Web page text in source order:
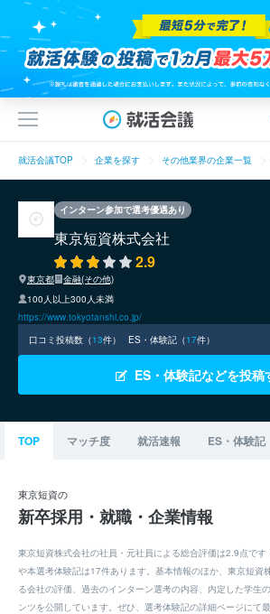
就活会議TOP 企業を探す その他業界の企業一覧
インターン参加で選考優遇あり
東京短資株式会社
2.9
東京都
金融(その他)
100人以上300人未満
https://www.tokyotanshi.co.jp/
口コミ投稿数（13件） ES・体験記（17件）
ES・体験記などを投稿
TOP マッチ度 就活速報 ES・体験記
東京短資の
新卒採用・就職・企業情報
東京短資株式会社の社員・元社員による総合評価は2.9点で
や本選考体験記は17件あります。基本情報のほか、東京短資
る会社の評価、過去のインターン選考の内容、内定した学生
ンツを公開しています。ぜひ、選考体験記の詳細ページにて